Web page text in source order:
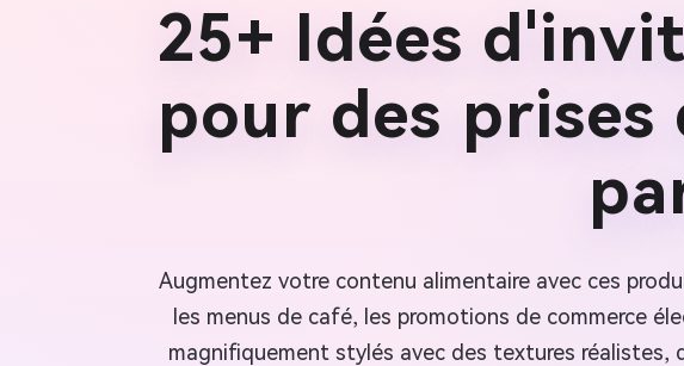
25+ Idées
pour des
Augmentez votre contenu alimentaire avec ces
les menus de café, les promotions de commerce
magnifiquement stylés avec des textures